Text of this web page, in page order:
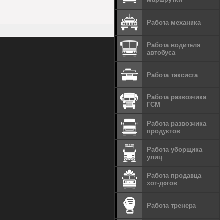
Работа механика
Работа водителя
автобуса
Работа таксиста
Работа развозчика
ГСМ
Работа развозчика
продуктов
Работа уборщика
улиц
Работа продавца
хот-догов
Работа тренера